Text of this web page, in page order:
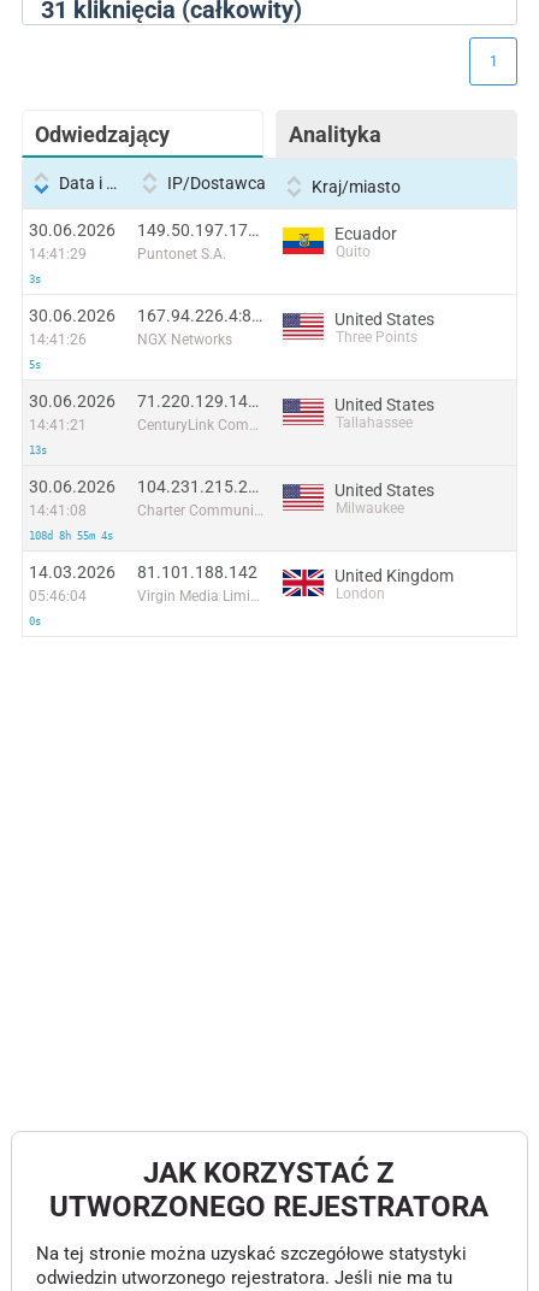
31 kliknięcia (całkowity)
Odwiedzający Analityka
1
Data i godzina IP/Dostawca Kraj/miasto
30.06.2026
14:41:29
3s
149.50.197.174:42842
Puntonet S.A.
Ecuador
Quito
30.06.2026
14:41:26
5s
167.94.226.4:8797
NGX Networks
United States
Three Points
30.06.2026
14:41:21
13s
71.220.129.146:44971
CenturyLink Communications, LLC
United States
Tallahassee
30.06.2026
14:41:08
108d 8h 55m 4s
104.231.215.248:47430
Charter Communications
United States
Milwaukee
14.03.2026
05:46:04
0s
81.101.188.142
Virgin Media Limited
United Kingdom
London
JAK KORZYSTAĆ Z
UTWORZONEGO REJESTRATORA
Na tej stronie można uzyskać szczegółowe statystyki
odwiedzin utworzonego rejestratora. Jeśli nie ma tu